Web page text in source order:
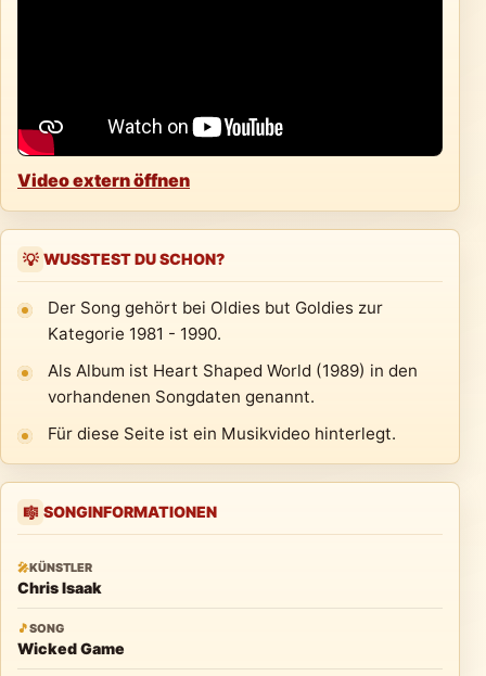
Video extern öffnen
💡 WUSSTEST DU SCHON?
Der Song gehört bei Oldies but Goldies zur
Kategorie 1981 - 1990.
Als Album ist Heart Shaped World (1989) in den
vorhandenen Songdaten genannt.
Für diese Seite ist ein Musikvideo hinterlegt.
🎼 SONGINFORMATIONEN
🎤KÜNSTLER
Chris Isaak
🎵SONG
Wicked Game